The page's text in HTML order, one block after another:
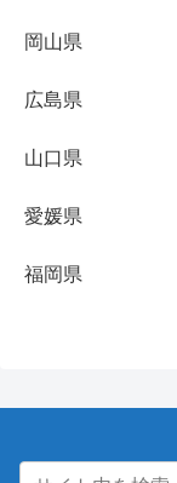
岡山県
広島県
山口県
愛媛県
福岡県